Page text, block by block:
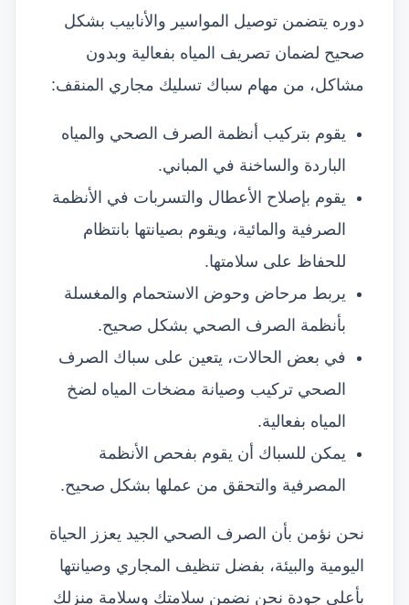
دوره يتضمن توصيل المواسير والأنابيب بشكل
صحيح لضمان تصريف المياه بفعالية وبدون
مشاكل، من مهام سباك تسليك مجاري المنقف:
يقوم بتركيب أنظمة الصرف الصحي والمياه
الباردة والساخنة في المباني.
يقوم بإصلاح الأعطال والتسربات في الأنظمة
الصرفية والمائية، ويقوم بصيانتها بانتظام
للحفاظ على سلامتها.
يربط مرحاض وحوض الاستحمام والمغسلة
بأنظمة الصرف الصحي بشكل صحيح.
في بعض الحالات، يتعين على سباك الصرف
الصحي تركيب وصيانة مضخات المياه لضخ
المياه بفعالية.
يمكن للسباك أن يقوم بفحص الأنظمة
المصرفية والتحقق من عملها بشكل صحيح.
نحن نؤمن بأن الصرف الصحي الجيد يعزز الحياة
اليومية والبيئة، بفضل تنظيف المجاري وصيانتها
بأعلى جودة نحن نضمن سلامتك وسلامة منزلك